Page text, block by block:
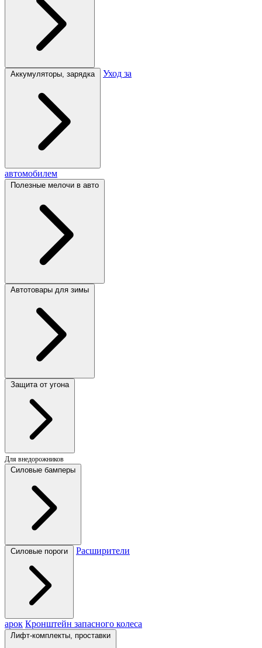
Аккумуляторы, зарядка Уход за
автомобилем
Полезные мелочи в авто
Автотовары для зимы
Защита от угона
Для внедорожников
Силовые бамперы
Силовые пороги Расширители
арок Кронштейн запасного колеса
Лифт-комплекты, проставки